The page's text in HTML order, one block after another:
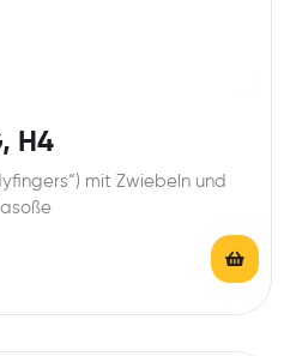
H4
mit Zwiebeln und